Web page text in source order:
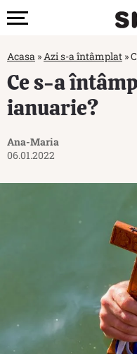
Acasa »Azi s-a întâmplat »
Ce s-a
ianuarie?
Ana-Maria
06.01.2022